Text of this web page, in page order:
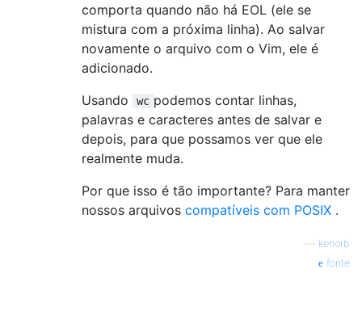
comporta quando não há EOL (ele se
mistura com a próxima linha). Ao salvar
novamente o arquivo com o Vim, ele é
adicionado.
Usando
wc podemos contar linhas,
palavras e caracteres antes de salvar e
depois, para que possamos ver que ele
realmente muda.
Por que isso é tão importante? Para manter
nossos arquivos compatíveis com POSIX .
kenorb
fonte